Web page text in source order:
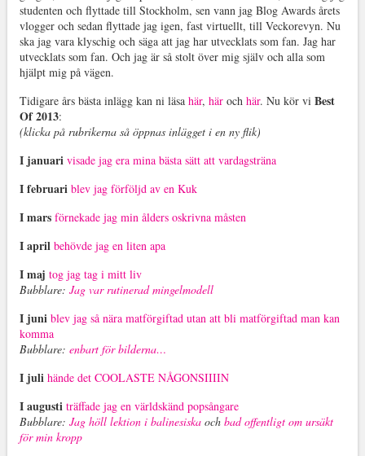
studenten och flyttade till Stockholm, sen vann jag Blog Awards årets
vlogger och sedan flyttade jag igen, fast virtuellt, till Veckorevyn. Nu
ska jag vara klyschig och säga att jag har utvecklats som fan. Jag har
utvecklats som fan. Och jag är så stolt över mig själv och alla som
hjälpt mig på vägen.
Tidigare års bästa inlägg kan ni läsa här, häroch här. Nu kör vi Best
Of 2013:
(klicka på rubrikerna så öppnas inlägget i en ny flik)
I januari visade jag era mina bästa sätt att vardagsträna
I februari blev jag förföljd av en Kuk
I mars förnekade jag min ålders oskrivna måsten
I april behövde jag en liten apa
I maj tog jag tag i mitt liv
Bubblare: Jag var rutinerad mingelmodell
I juni blev jag så nära matförgiftad utan att bli matförgiftad man kan
komma
Bubblare: enbart för bilderna…
I juli hände det COOLASTE NÅGONSIIIIN
I augusti träffade jag en världskänd popsångare
Bubblare: Jag höll lektion i balinesiska och bad offentligt om ursäkt
för min kropp